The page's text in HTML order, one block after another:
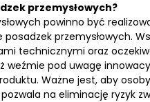
przemysłowych?
powinno być
przemysłowych.
technicznymi oraz
pod uwagę
Ważne jest, aby
na eliminację ryzyk